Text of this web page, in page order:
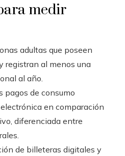
medir
adultas que poseen
registran al menos una
al año.
pagos de consumo
en comparación
diferenciada entre
de billeteras digitales y